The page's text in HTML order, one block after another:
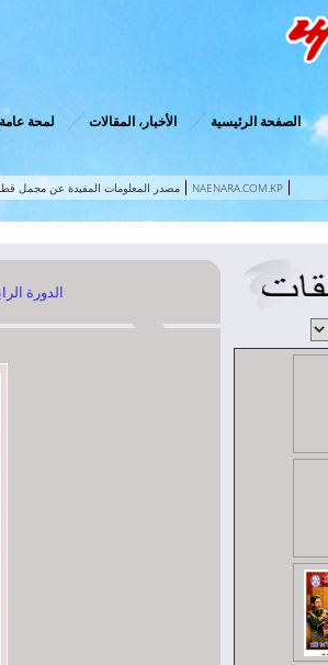
الصفحة الرئيسية الأخبار، المقالات لمحة
NAENARA.COM.KP مصدر المعلومات المفيدة عن مجمل
الدورة